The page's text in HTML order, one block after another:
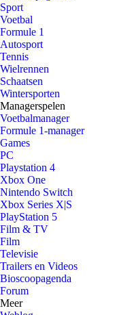
Sport
Voetbal
Formule 1
Autosport
Tennis
Wielrennen
Schaatsen
Wintersporten
Managerspelen
Voetbalmanager
Formule 1-manager
Games
PC
Playstation 4
Xbox One
Nintendo Switch
Xbox Series X|S
PlayStation 5
Film & TV
Film
Televisie
Trailers en Videos
Bioscoopagenda
Forum
Meer